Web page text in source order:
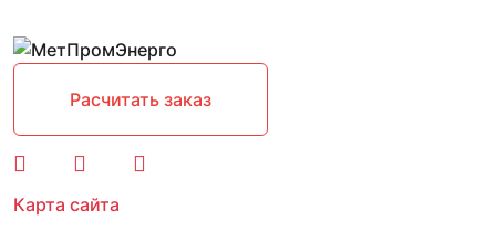
Расчитать заказ
Карта сайта